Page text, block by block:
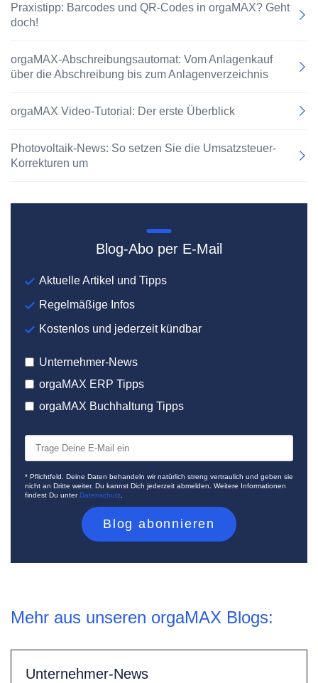
Praxistipp: Barcodes und QR-Codes in orgaMAX? Geht
doch!
orgaMAX-Abschreibungsautomat: Vom Anlagenkauf
über die Abschreibung bis zum Anlagenverzeichnis
orgaMAX Video-Tutorial: Der erste Überblick
Photovoltaik-News: So setzen Sie die Umsatzsteuer-
Korrekturen um
Blog-Abo per E-Mail
Aktuelle Artikel und Tipps
Regelmäßige Infos
Kostenlos und jederzeit kündbar
Unternehmer-News
orgaMAX ERP Tipps
orgaMAX Buchhaltung Tipps
* Pflichtfeld. Deine Daten behandeln wir natürlich streng vertraulich und geben sie
nicht an Dritte weiter. Du kannst Dich jederzeit abmelden. Weitere Informationen
findest Du unterDatenschutz
Mehr aus unseren orgaMAX Blogs:
Unternehmer-News